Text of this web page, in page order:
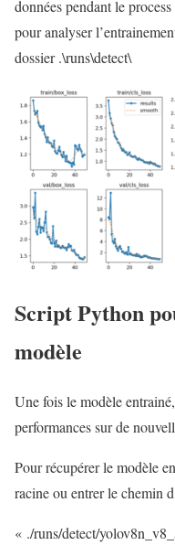
données pendant le
pour analyser
dossier .\runs\detect\
Script Python
modèle
Une fois le modèle
performances sur de
Pour récupérer le modèle
racine ou entrer le chemin
« ./runs/detect/